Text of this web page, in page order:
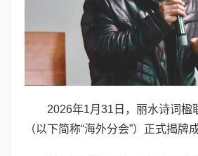
2026年1月31日，丽水诗词楹
（以下简称“海外分会”）正式揭牌